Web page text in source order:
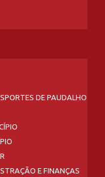
DE PAUDALHO
E FINANÇAS